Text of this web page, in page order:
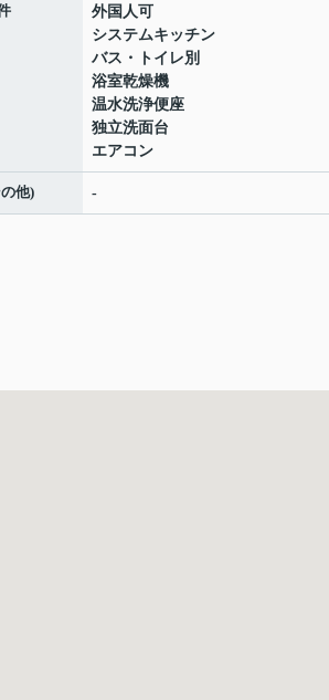
外国人可
システムキッチン
バス・トイレ別
浴室乾燥機
温水洗浄便座
独立洗面台
エアコン
他) -